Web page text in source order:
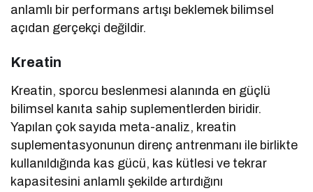
anlamlı bir performans artışı beklemek bilimsel
açıdan gerçekçi değildir.
Kreatin
Kreatin, sporcu beslenmesi alanında en güçlü
bilimsel kanıta sahip suplementlerden biridir.
Yapılan çok sayıda meta-analiz, kreatin
suplementasyonunun direnç antrenmanı ile birlikte
kullanıldığında kas gücü, kas kütlesi ve tekrar
kapasitesini anlamlı şekilde artırdığını